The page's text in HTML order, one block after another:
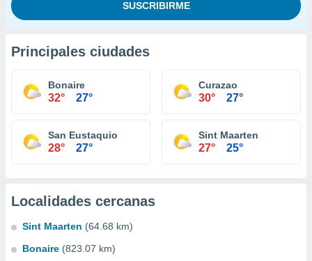
Principales ciudades
Bonaire
32° 27°
Curazao
30° 27°
San Eustaquio
28° 27°
Sint Maarten
27° 25°
Localidades cercanas
Sint Maarten (64.68 km)
Bonaire (823.07 km)